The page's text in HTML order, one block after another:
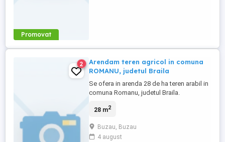
Promovat
2
Arendam teren agricol in comuna
ROMANU, judetul Braila
Se ofera in arenda 28 de ha teren arabil in
comuna Romanu, judetul Braila.
28 m2
Buzau, Buzau
4 august